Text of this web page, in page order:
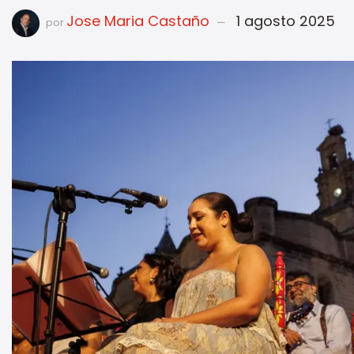
por Jose Maria Castaño 1 agosto 2025